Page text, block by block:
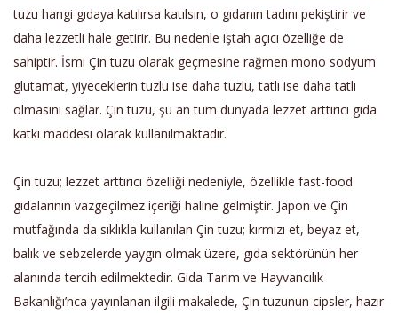
tuzu hangi gıdaya katılırsa katılsın, o gıdanın tadını pekiştirir ve
daha lezzetli hale getirir. Bu nedenle iştah açıcı özelliğe de
sahiptir. İsmi Çin tuzu olarak geçmesine rağmen mono sodyum
glutamat, yiyeceklerin tuzlu ise daha tuzlu, tatlı ise daha tatlı
olmasını sağlar. Çin tuzu, şu an tüm dünyada lezzet arttırıcı gıda
katkı maddesi olarak kullanılmaktadır.
Çin tuzu; lezzet arttırıcı özelliği nedeniyle, özellikle fast-food
gıdalarının vazgeçilmez içeriği haline gelmiştir. Japon ve Çin
mutfağında da sıklıkla kullanılan Çin tuzu; kırmızı et, beyaz et,
balık ve sebzelerde yaygın olmak üzere, gıda sektörünün her
alanında tercih edilmektedir. Gıda Tarım ve Hayvancılık
Bakanlığı’nca yayınlanan ilgili makalede, Çin tuzunun cipsler, hazır